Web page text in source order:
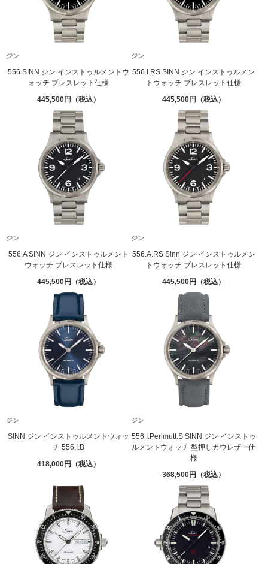
ジン
556 SINN ジン インストゥルメントウ
ォッチ ブレスレット仕様
445,500
ジン
556.I.RS SINN ジン インストゥルメン
トウォッチ ブレスレット仕様
445,500
ジン
556.A SINN ジン インストゥルメント
ウォッチ ブレスレット仕様
445,500
ジン
556.A.RS Sinn ジン インストゥルメン
トウォッチ ブレスレット仕様
445,500
ジン
SINN ジン インストゥルメントウォッ
チ 556.I.B
418,000
ジン
556.I.Perlmutt.S SINN ジン インストゥ
ルメントウォッチ 型押しカウレザー仕
様
368,500